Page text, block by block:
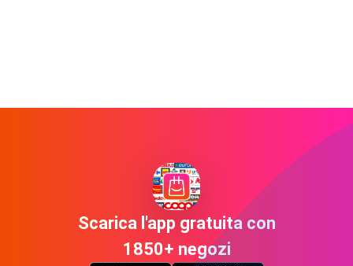
Scarica l'app gratuita con
1850+ negozi